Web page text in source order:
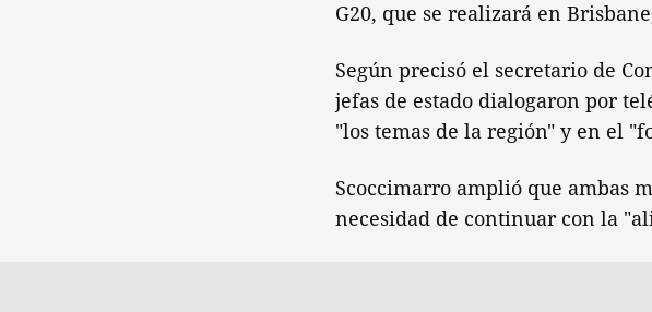
G20, que se realizará en
Según precisó el secretario de
jefas de estado dialogaron por
"los temas de la región" y en el
Scoccimarro amplió que ambas
necesidad de continuar con la